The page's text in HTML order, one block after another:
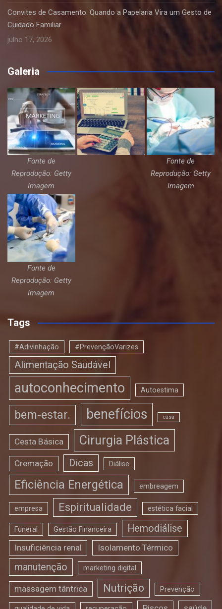
Convites de Casamento: Quando a Papelaria Vira um Gesto de
Cuidado Familiar
julho 17, 2026
Galeria
Fonte de
Reprodução: Getty
Imagem
Fonte de
Reprodução: Getty
Imagem
Fonte de
Reprodução: Getty
Imagem
Tags
#Adivinhação #PrevençãoVarizes
Alimentação Saudável
autoconhecimento Autoestima
bem-estar. benefícios casa
Cesta Básica Cirurgia Plástica
Cremação Dicas Diálise
Eficiência Energética embreagem
empresa Espiritualidade estética facial
Funeral Gestão Financeira Hemodiálise
Insuficiência renal Isolamento Térmico
manutenção marketing digital
massagem tântrica Nutrição Prevenção